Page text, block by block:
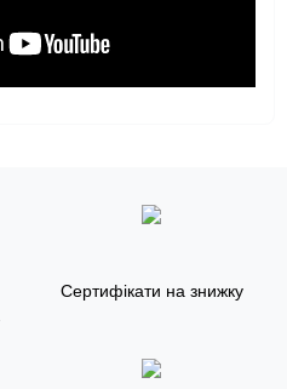
Сертифікати на знижку